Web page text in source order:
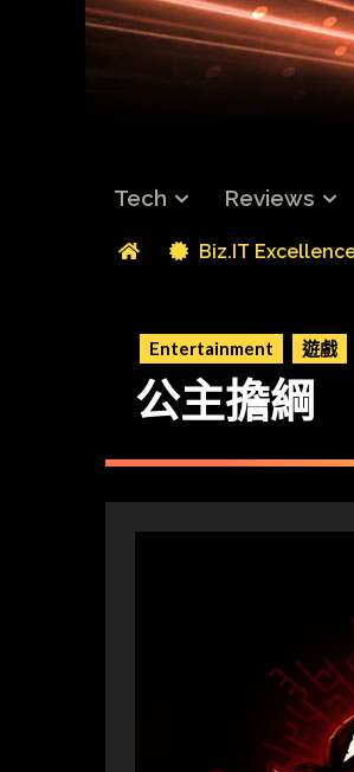
Tech Reviews
Biz.IT
Entertainment 遊戲
公主擔綱